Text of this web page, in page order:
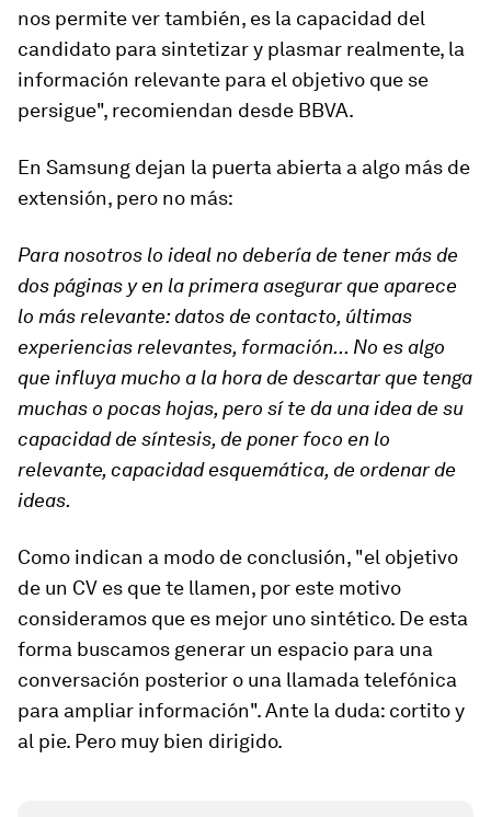
nos permite ver también, es la capacidad del
candidato para sintetizar y plasmar realmente, la
información relevante para el objetivo que se
persigue", recomiendan desde BBVA.
En Samsung dejan la puerta abierta a algo más de
extensión, pero no más:
Para nosotros lo ideal no debería de tener más de
dos páginas y en la primera asegurar que aparece
lo más relevante: datos de contacto, últimas
experiencias relevantes, formación... No es algo
que influya mucho a la hora de descartar que tenga
muchas o pocas hojas, pero sí te da una idea de su
capacidad de síntesis, de poner foco en lo
relevante, capacidad esquemática, de ordenar de
ideas.
Como indican a modo de conclusión, "el objetivo
de un CV es que te llamen, por este motivo
consideramos que es mejor uno sintético. De esta
forma buscamos generar un espacio para una
conversación posterior o una llamada telefónica
para ampliar información". Ante la duda: cortito y
al pie. Pero muy bien dirigido.